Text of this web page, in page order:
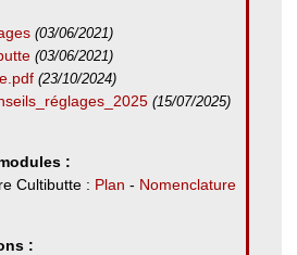
(03/06/2021)
(03/06/2021)
(23/10/2024)
(15/07/2025)
:
Cultibutte : Plan - Nomenclature
: